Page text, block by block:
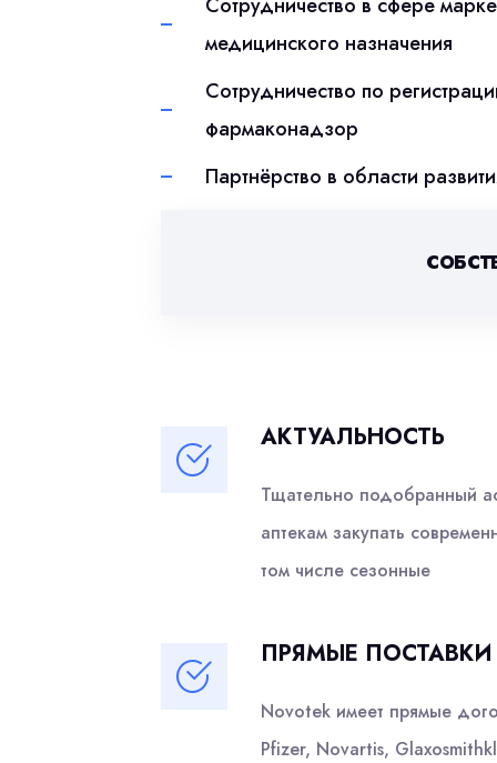
Сотрудничество в сфере
медицинского назначения
Сотрудничество по
фармаконадзор
Партнёрство в области
АКТУАЛЬНОСТЬ
Тщательно подобранный
аптекам закупать
том числе сезонные
ПРЯМЫЕ ПОСТАВКИ
Novotek имеет прямые
Pfizer, Novartis,